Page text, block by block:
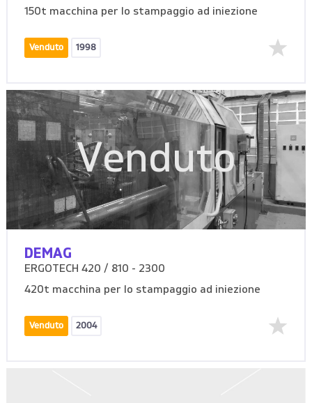
150t macchina per lo stampaggio ad iniezione
Venduto 1998
Venduto
DEMAG
ERGOTECH 420 / 810 - 2300
420t macchina per lo stampaggio ad iniezione
Venduto 2004